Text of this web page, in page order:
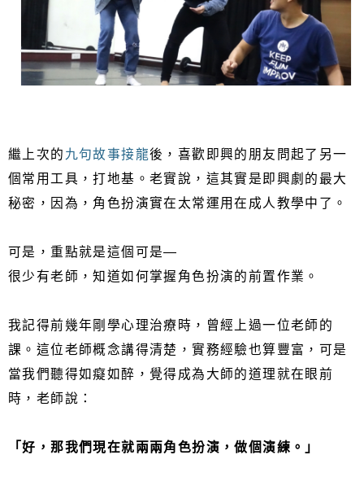
繼上次的 九句故事接龍後，喜歡即興的朋友問起了另一
個常用工具，打地基。老實說，這其實是即興劇的最大
秘密，因為，角色扮演實在太常運用在成人教學中了。
可是，重點就是這個可是—
很少有老師，知道如何掌握角色扮演的前置作業。
我記得前幾年剛學心理治療時，曾經上過一位老師的
課。這位老師概念講得清楚，實務經驗也算豐富，可是
當我們聽得如癡如醉，覺得成為大師的道理就在眼前
時，老師說：
「好，那我們現在就兩兩角色扮演，做個演練。」